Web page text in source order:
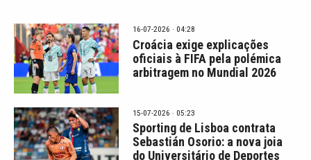
16-07-2026 · 04:28
Croácia exige explicações
oficiais à FIFA pela polémica
arbitragem no Mundial 2026
15-07-2026 · 05:23
Sporting de Lisboa contrata
Sebastián Osorio: a nova joia
do Universitário de Deportes